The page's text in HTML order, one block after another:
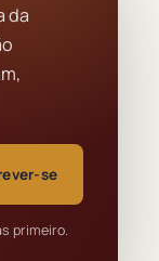
da
se
primeiro.